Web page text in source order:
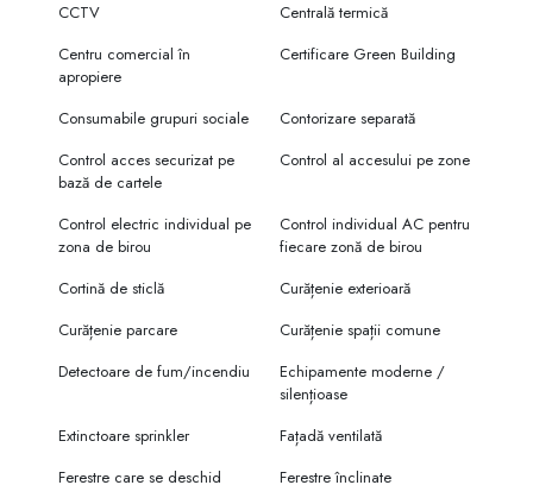
CCTV
Centrală termică
Centru comercial în
apropiere
Certificare Green Building
Consumabile grupuri sociale
Contorizare separată
Control acces securizat pe
bază de cartele
Control al accesului pe zone
Control electric individual pe
zona de birou
Control individual AC pentru
fiecare zonă de birou
Cortină de sticlă
Curățenie exterioară
Curățenie parcare
Curățenie spații comune
Detectoare de fum/incendiu
Echipamente moderne /
silențioase
Extinctoare sprinkler
Fațadă ventilată
Ferestre care se deschid
Ferestre înclinate